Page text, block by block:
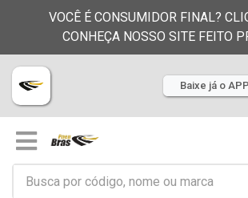
VOCÊ É CONSUMIDOR FINAL?
CONHEÇA NOSSO SITE FEITO
Baixe já o